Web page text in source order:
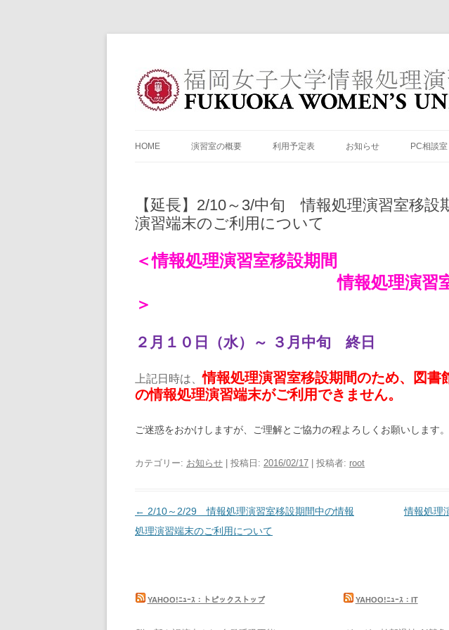
福岡女子大学情報処理演習室
HOME 演習室の概要
図書館情報端末について
利用予定表
利用予定表（情報処理演習室C109）
お知らせ PC相談室
【延長】2/10～3/中旬 情報処理演習室移設
演習端末のご利用について
＜情報処理演習室移設期間
情報処理演習室スケ
＞
２月１０日（水）～ ３月中旬 終日
上記日時は、情報処理演習室移設期間のため、図書
の情報処理演習端末がご利用できません。
ご迷惑をおかけしますが、ご理解とご協力の程よろしくお願いします。
カテゴリー: お知らせ | 投稿日: 2016/02/17 投稿者: root
投
稿
← 2/10～2/29 情報処理演習室移設期間中の情報
処理演習端末のご利用について
情報処理
YAHOO!ﾆｭｰｽ：IT
YAHOO!ﾆｭｰｽ：トピックストップ